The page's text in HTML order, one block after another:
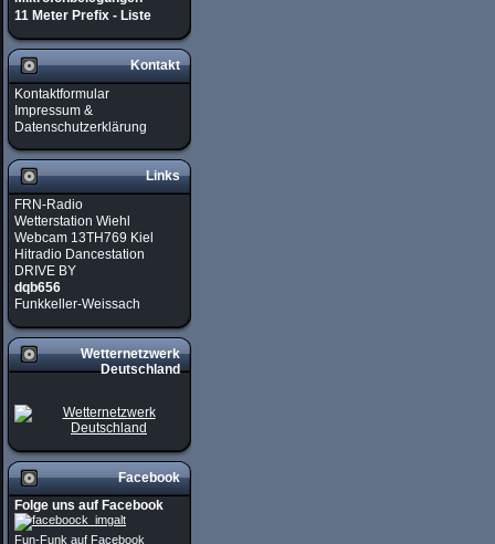
11 Meter Prefix - Liste
Kontakt
Kontaktformular
Impressum &
Datenschutzerklärung
Links
FRN-Radio
Wetterstation Wiehl
Webcam 13TH769 Kiel
Hitradio Dancestation
DRIVE BY
dqb656
Funkkeller-Weissach
Wetternetzwerk
Deutschland
Facebook
Folge uns auf Facebook
Fun-Funk auf Facebook